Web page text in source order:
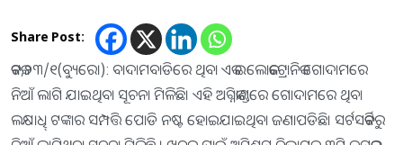
Share Post:
କଟକ,୨୩/୧(ବ୍ୟୁରୋ): ବାଦାମବାଡିରେ ଥିବା ଏକ ଇଲୋକଟ୍ରୋନିକ ଗୋଦାମରେ
ନିଆଁ ଲାଗି ଯାଇଥିବା ସୂଚନା ମିଳିଛି। ଏହି ଅଗ୍ନିକାଣ୍ଡରେ ଗୋଦାମରେ ଥିବା
ଲକ୍ଷାଧି୍ ଟଙ୍କାର ସମ୍ପତ୍ତି ପୋଡି ନଷ୍ଟ ହୋଇଯାଇଥିବା ଜଣାପଡିଛି। ସର୍ଟସର୍କିଟରୁ